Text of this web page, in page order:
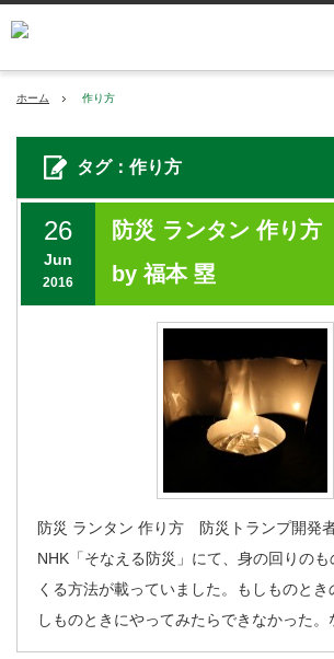
ホーム 作り方
タグ：作り方
26
Jun
2016
防災 ランタン 作り方
by 福本 塁
防災 ランタン 作り方 防災トランプ開発者
NHK「そなえる防災」にて、身の回りの
くる方法が載っていました。もしものとき
しものときにやってみたらできなかった。